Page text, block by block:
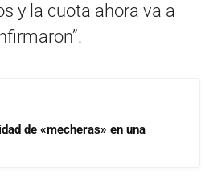
y la cuota ahora va a
de «mecheras» en una